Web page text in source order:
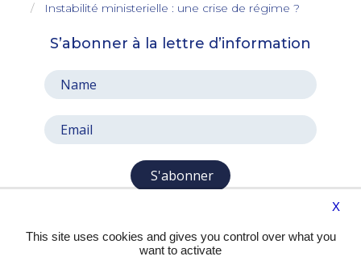
Instabilité ministerielle : une crise de régime ?
S’abonner à la lettre d’information
S'abonner
X
This site uses cookies and gives you control over what you
want to activate